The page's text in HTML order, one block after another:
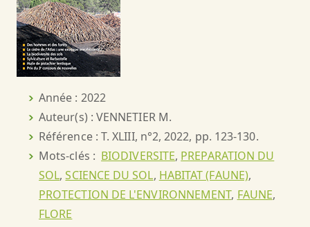
Année : 2022
Auteur(s) : VENNETIER M.
Référence : T. XLIII, n°2, 2022, pp. 123-130.
Mots-clés : BIODIVERSITE, PREPARATION DU
SOL,SCIENCE DU SOL, HABITAT (FAUNE),
PROTECTION DE L'ENVIRONNEMENT, FAUNE,
FLORE